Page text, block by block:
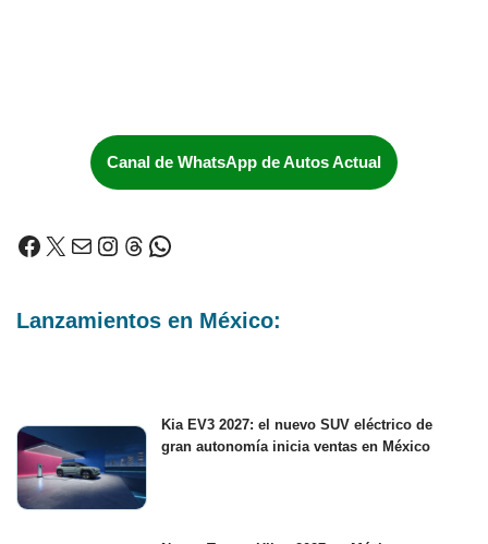
Canal de WhatsApp de Autos Actual
Lanzamientos en México:
Kia EV3 2027: el nuevo SUV eléctrico de
gran autonomía inicia ventas en México